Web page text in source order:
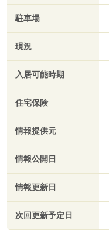
駐車場
現況
入居可能時期
住宅保険
情報提供元
情報公開日
情報更新日
次回更新予定日